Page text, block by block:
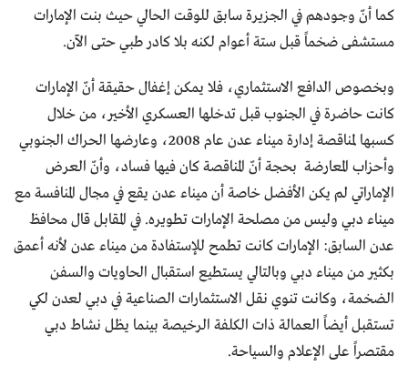
كما أنّ وجودهم في الجزيرة سابق للوقت الحالي حيث بنت الإمارات
مستشفى ضخماً قبل ستة أعوام لكنه بلا كادر طبي حتى الآن.
وبخصوص الدافع الاستثماري، فلا يمكن إغفال حقيقة أنّ الإمارات
كانت حاضرة في الجنوب قبل تدخلها العسكري الأخير، من خلال
كسبها لمناقصة إدارة ميناء عدن عام 2008، وعارضها الحراك الجنوبي
وأحزاب المعارضة بحجة أنّ المناقصة كان فيها فساد، وأنّ العرض
الإماراتي لم يكن الأفضل خاصة أن ميناء عدن يقع في مجال المنافسة مع
ميناء دبي وليس من مصلحة الإمارات تطويره. في المقابل قال محافظ
عدن السابق: الإمارات كانت تطمح للإستفادة من ميناء عدن لأنه أعمق
بكثير من ميناء دبي وبالتالي يستطيع استقبال الحاويات والسفن
الضخمة، وكانت تنوي نقل الاستثمارات الصناعية في دبي لعدن لكي
تستقبل أيضاً العمالة ذات الكلفة الرخيصة بينما يظل نشاط دبي
مقتصراً على الإعلام والسياحة.